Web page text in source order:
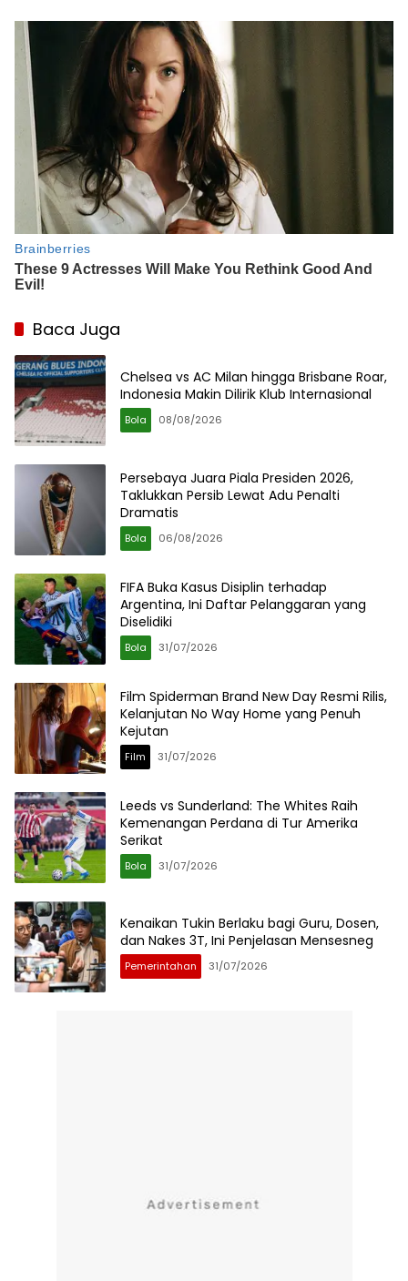
Baca Juga
Chelsea vs AC Milan hingga Brisbane Roar,
Indonesia Makin Dilirik Klub Internasional
Bola 08/08/2026
Persebaya Juara Piala Presiden 2026,
Taklukkan Persib Lewat Adu Penalti
Dramatis
Bola 06/08/2026
FIFA Buka Kasus Disiplin terhadap
Argentina, Ini Daftar Pelanggaran yang
Diselidiki
Bola 31/07/2026
Film Spiderman Brand New Day Resmi Rilis,
Kelanjutan No Way Home yang Penuh
Kejutan
Film 31/07/2026
Leeds vs Sunderland: The Whites Raih
Kemenangan Perdana di Tur Amerika
Serikat
Bola 31/07/2026
Kenaikan Tukin Berlaku bagi Guru, Dosen,
dan Nakes 3T, Ini Penjelasan Mensesneg
Pemerintahan 31/07/2026